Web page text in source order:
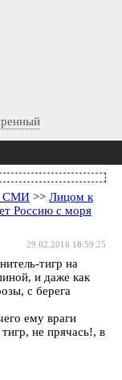
СМИ >> Лицом к
Россию с моря
29.02.2016 18:59:25
тигр на
и даже как
с берега
ему враги
не прячась!, в